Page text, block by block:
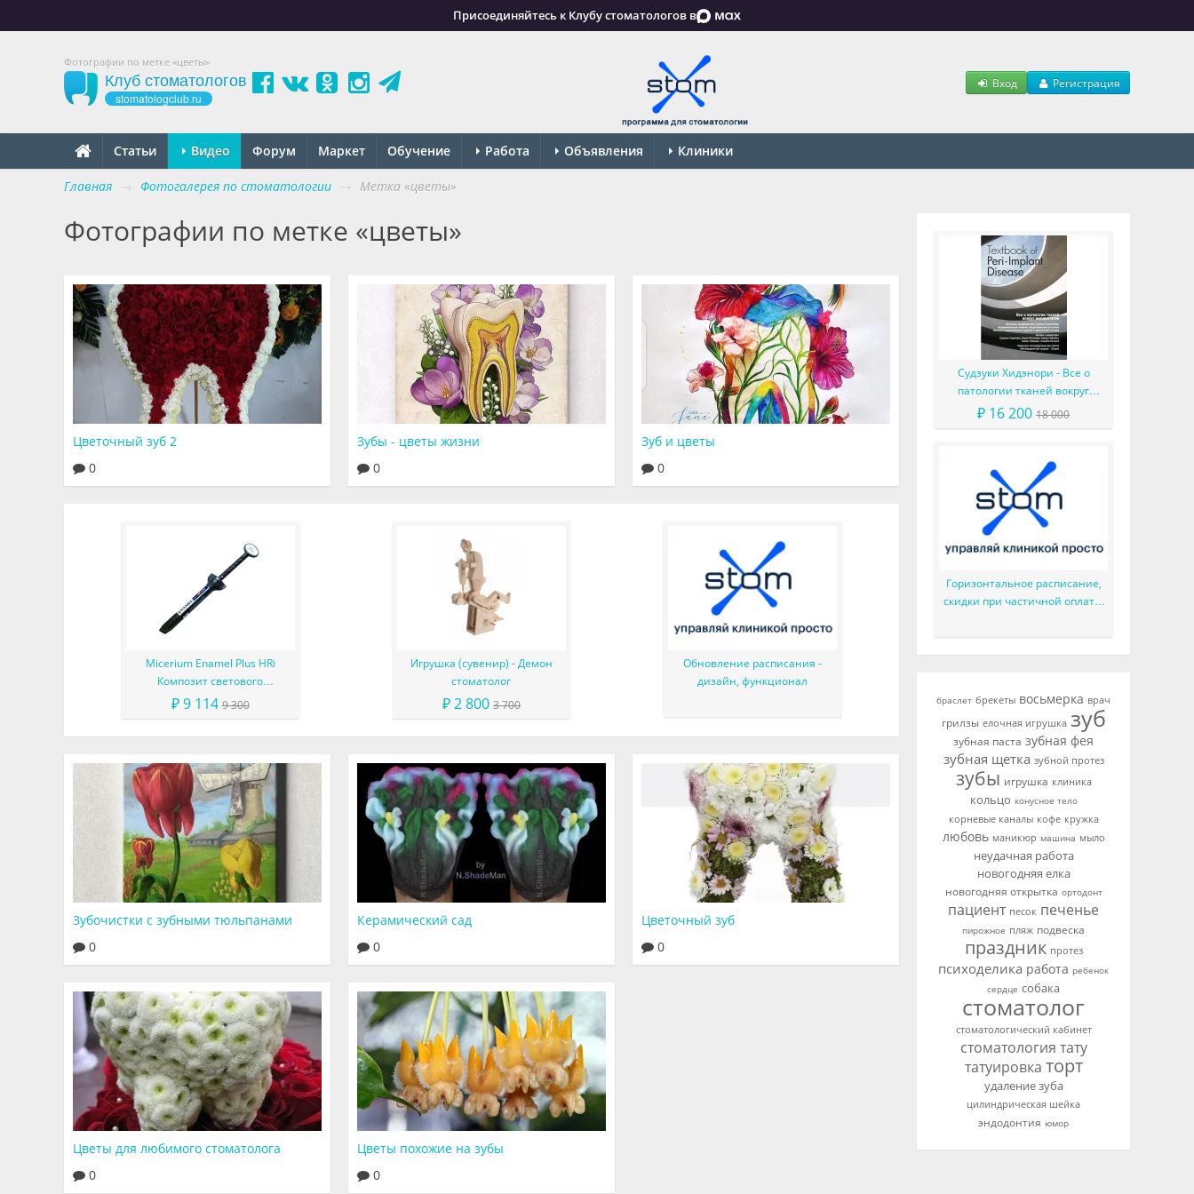
Присоединяйтесь к Клубу стоматологов в
Фотографии по метке «цветы»
Клуб стоматологов
stomatologclub.ru
Вход Регистрация
Статьи Видео Форум Маркет Обучение Работа Объявления Клиники
Главная → Фотогалерея по стоматологии → Метка «цветы»
Фотографии по метке «цветы»
Цветочный зуб 2
0
Зубы - цветы жизни
0
Зуб и цветы
0
Micerium Enamel Plus HRi
Композит светового
отверждения в шприце
₽ 9 1149 300
Игрушка (сувенир) - Демон
стоматолог
₽ 2 800 3 700
Обновление расписания -
дизайн, функционал
Зубочистки с зубными тюльпанами
0
Керамический сад
0
Цветочный зуб
0
Цветы для любимого стоматолога
0
Цветы похожие на зубы
0
Судзуки Хидэнори - Все о
патологии тканей вокруг
имплантатов
₽ 16 200 18 000
Горизонтальное расписание,
скидки при частичной оплате,
многое другое
браслет брекеты восьмерка врач
грилзы елочная игрушка зуб
зубная паста зубная фея
зубная щетка зубной протез
зубы игрушка клиника
кольцо конусное тело
корневые каналы кофе кружка
любовь маникюр машина мыло
неудачная работа
новогодняя елка
новогодняя открытка ортодонт
пациент песок печенье
пирожное пляж подвеска
праздник протез
психоделика работа ребенок
сердце собака
стоматолог
стоматологический кабинет
стоматология тату
татуировка торт
удаление зуба
цилиндрическая шейка
эндодонтия юмор